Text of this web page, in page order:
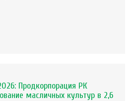
Продкорпорация РК
масличных культур в 2,6